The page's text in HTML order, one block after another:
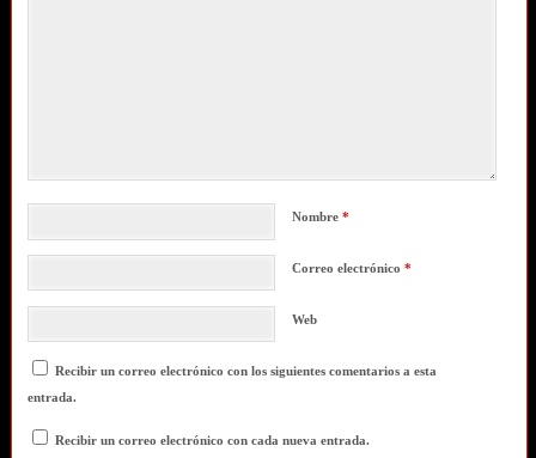
Nombre *
Correo electrónico *
Web
Recibir un correo electrónico con los siguientes comentarios a esta
entrada.
Recibir un correo electrónico con cada nueva entrada.